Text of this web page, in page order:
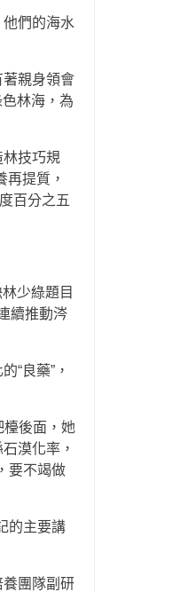
們的海水
著親身領會
林海，為
林技巧規
提質，
百分之五
少綠題目
續推動涔
“良藥”，
檯後面，她
漠化率，
，要不竭做
的主要講
團隊副研